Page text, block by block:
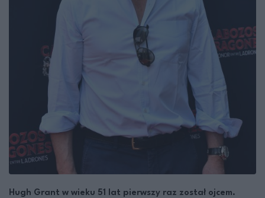
Hugh Grant w wieku 51 lat pierwszy raz został ojcem.